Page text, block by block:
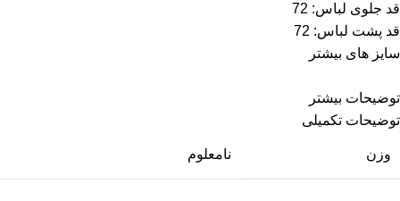
قد جلوی لباس: 72
قد پشت لباس: 72
سایز های بیشتر
توضیحات بیشتر
توضیحات تکمیلی
وزن نامعلوم